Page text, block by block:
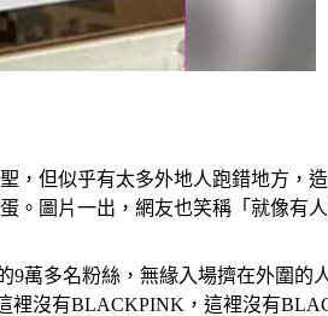
但似乎有太多外地人跑錯地方，
。圖片一出，網友也笑稱「就像有
萬多名粉絲，無緣入場擠在外圍
裡沒有BLACKPINK，這裡沒有